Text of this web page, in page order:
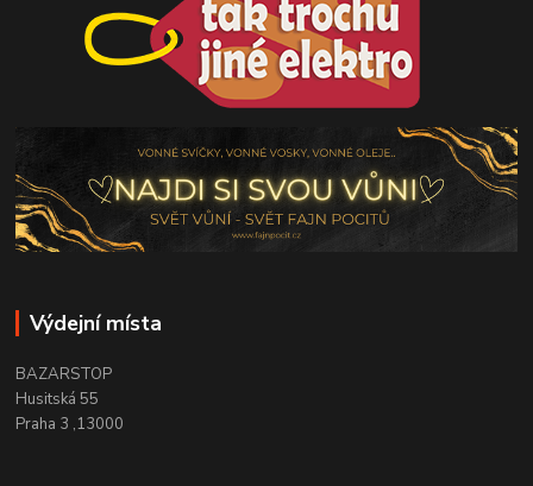
Výdejní místa
BAZARSTOP
Husitská 55
Praha 3 ,13000